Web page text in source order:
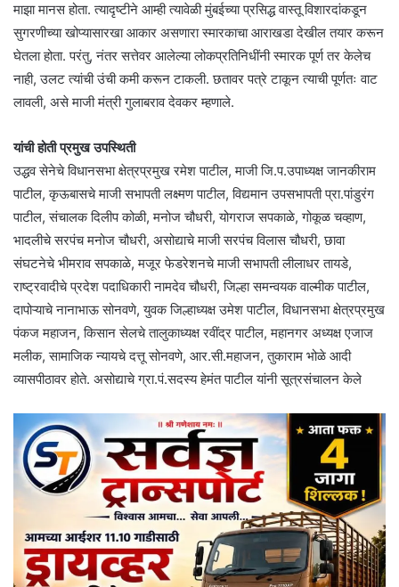
माझा मानस होता. त्यादृष्टीने आम्ही त्यावेळी मुंबईच्या प्रसिद्ध वास्तू विशारदांकडून
सुगरणीच्या खोप्यासारखा आकार असणारा स्मारकाचा आराखडा देखील तयार करून
घेतला होता. परंतु, नंतर सत्तेवर आलेल्या लोकप्रतिनिधींनी स्मारक पूर्ण तर केलेच
नाही, उलट त्यांची उंची कमी करून टाकली. छतावर पत्रे टाकून त्याची पूर्णतः वाट
लावली, असे माजी मंत्री गुलाबराव देवकर म्हणाले.
यांची होती प्रमुख उपस्थिती
उद्धव सेनेचे विधानसभा क्षेत्रप्रमुख रमेश पाटील, माजी जि.प.उपाध्यक्ष जानकीराम
पाटील, कृऊबासचे माजी सभापती लक्ष्मण पाटील, विद्यमान उपसभापती प्रा.पांडुरंग
पाटील, संचालक दिलीप कोळी, मनोज चौधरी, योगराज सपकाळे, गोकूळ चव्हाण,
भादलीचे सरपंच मनोज चौधरी, असोद्याचे माजी सरपंच विलास चौधरी, छावा
संघटनेचे भीमराव सपकाळे, मजूर फेडरेशनचे माजी सभापती लीलाधर तायडे,
राष्ट्रवादीचे प्रदेश पदाधिकारी नामदेव चौधरी, जिल्हा समन्वयक वाल्मीक पाटील,
दापोऱ्याचे नानाभाऊ सोनवणे, युवक जिल्हाध्यक्ष उमेश पाटील, विधानसभा क्षेत्रप्रमुख
पंकज महाजन, किसान सेलचे तालुकाध्यक्ष रवींद्र पाटील, महानगर अध्यक्ष एजाज
मलीक, सामाजिक न्यायचे दत्तू सोनवणे, आर.सी.महाजन, तुकाराम भोळे आदी
व्यासपीठावर होते. असोद्याचे ग्रा.पं.सदस्य हेमंत पाटील यांनी सूत्रसंचालन केले